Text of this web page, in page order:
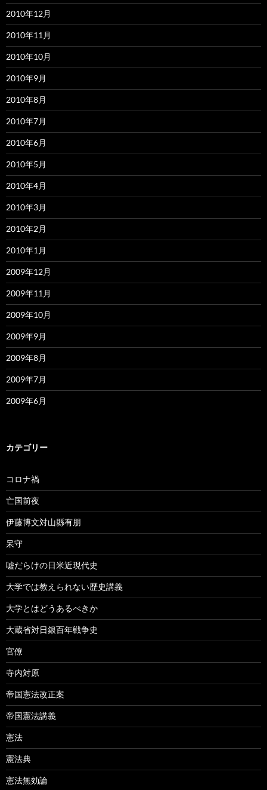
2010年12月
2010年11月
2010年10月
2010年9月
2010年8月
2010年7月
2010年6月
2010年5月
2010年4月
2010年3月
2010年2月
2010年1月
2009年12月
2009年11月
2009年10月
2009年9月
2009年8月
2009年7月
2009年6月
カテゴリー
コロナ禍
亡国前夜
伊藤博文対山縣有朋
呆守
嘘だらけの日米近現代史
大学では教えられない歴史講義
大学とはどうあるべきか
大蔵省対日銀百年戦争史
官僚
寺内対原
帝国憲法改正案
帝国憲法講義
憲法
憲法典
憲法無効論